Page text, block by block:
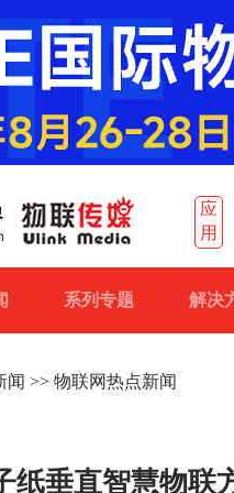
应
用
系列专题 解决
闻 >> 物联网热点新闻
纸垂直智慧物